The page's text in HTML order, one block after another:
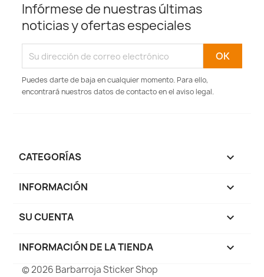
Infórmese de nuestras últimas
noticias y ofertas especiales
Puedes darte de baja en cualquier momento. Para ello,
encontrará nuestros datos de contacto en el aviso legal.
CATEGORÍAS 
INFORMACIÓN 
SU CUENTA 
INFORMACIÓN DE LA TIENDA keyboard_arrow_down
© 2026 Barbarroja Sticker Shop